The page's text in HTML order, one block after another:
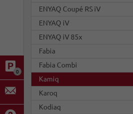
0
ENYAQ Coupé RS iV
ENYAQ iV
ENYAQ iV 85x
Fabia
Fabia Combi
Kamiq
Karoq
Kodiaq